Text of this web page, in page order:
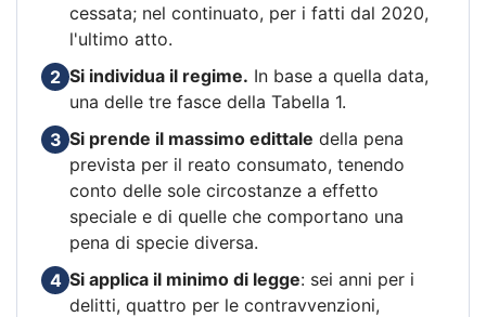
cessata; nel continuato, per i fatti dal 2020,
l'ultimo atto.
2 Si individua il regime. In base a quella data,
una delle tre fasce della Tabella 1.
3 Si prende il massimo edittale della pena
prevista per il reato consumato, tenendo
conto delle sole circostanze a effetto
speciale e di quelle che comportano una
pena di specie diversa.
4 Si applica il minimo di legge: sei anni per i
delitti, quattro per le contravvenzioni,